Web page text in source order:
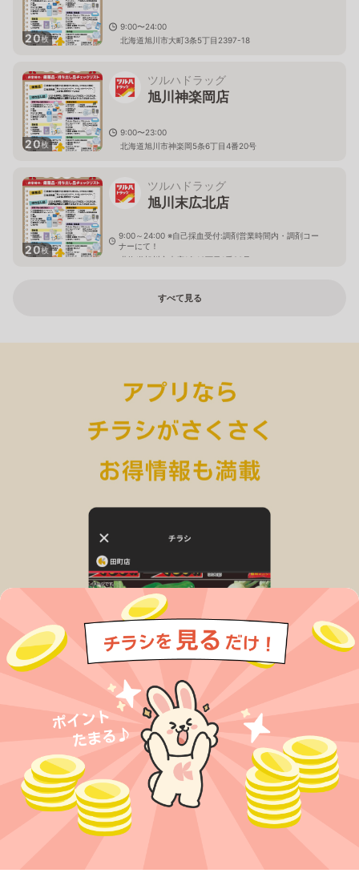
20枚
9:00〜24:00
北海道旭川市大町3条5丁目2397-18
20枚
ツルハドラッグ
旭川神楽岡店
9:00〜23:00
北海道旭川市神楽岡5条6丁目4番20号
20枚
ツルハドラッグ
旭川末広北店
9:00～24:00 ※自己採血受付:調剤営業時間内・調剤コー
ナーにて！
北海道旭川市末広1条10丁目1番20号
すべて見る